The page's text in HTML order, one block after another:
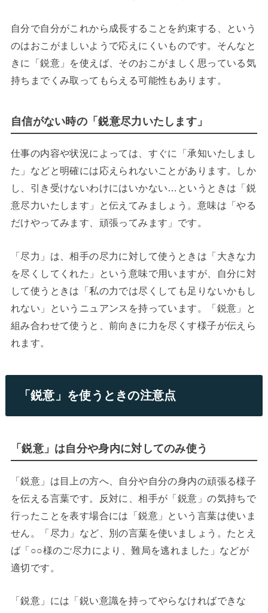
自分で自分がこれから成長することを約束する、という
のはおこがましいようで応えにくいものです。そんなと
きに「鋭意」を使えば、そのおこがましく思っている気
持ちまでくみ取ってもらえる可能性もあります。
自信がない時の「鋭意尽力いたします」
仕事の内容や状況によっては、すぐに「承知いたしまし
た」などと明確には応えられないことがあります。しか
し、引き受けないわけにはいかない…というときは「鋭
意尽力いたします」と伝えてみましょう。意味は「やる
だけやってみます、頑張ってみます」です。
「尽力」は、相手の尽力に対して使うときは「大きな力
を尽くしてくれた」という意味で用いますが、自分に対
して使うときは「私の力では尽くしても足りないかもし
れない」というニュアンスを持っています。「鋭意」と
組み合わせて使うと、前向きに力を尽くす様子が伝えら
れます。
「鋭意」を使うときの注意点
「鋭意」は自分や身内に対してのみ使う
「鋭意」は目上の方へ、自分や自分の身内の頑張る様子
を伝える言葉です。反対に、相手が「鋭意」の気持ちで
行ったことを表す場合には「鋭意」という言葉は使いま
せん。「尽力」など、別の言葉を使いましょう。たとえ
ば「○○様のご尽力により、難局を逃れました」などが
適切です。
「鋭意」には「鋭い意識を持ってやらなければできな